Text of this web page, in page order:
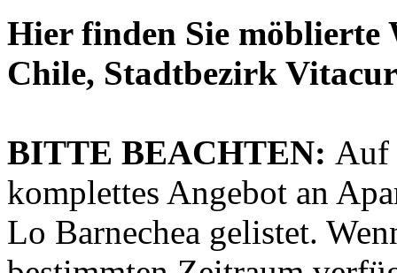
Hier finden Sie möblierte
Chile, Stadtbezirk
BITTE BEACHTEN: Auf
komplettes Angebot an
Lo Barnechea gelistet.